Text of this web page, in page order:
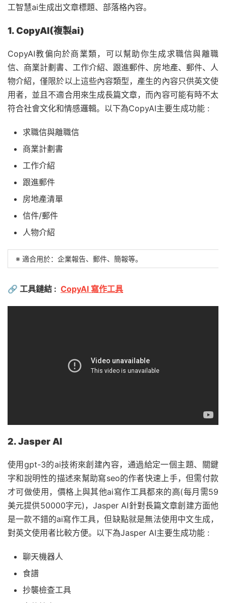
工智慧ai生成出文章標題、部落格內容。
1. CopyAI(複製ai)
CopyAI教偏向於商業類，可以幫助你生成求職信與離職
信、商業計劃書、工作介紹、跟進郵件、房地產、郵件、人
物介紹，僅限於以上這些內容類型，產生的內容只供英文使
用者，並且不適合用來生成長篇文章，而內容可能有時不太
符合社會文化和情感邏輯。以下為CopyAI主要生成功能 :
求職信與離職信
商業計劃書
工作介紹
跟進郵件
房地產清單
信件/郵件
人物介紹
※ 適合用於：企業報告、郵件、簡報等。
🔗 工具鏈結 : CopyAI 寫作工具
2. Jasper AI
使用gpt-3的ai技術來創建內容，通過給定一個主題、關鍵
字和說明性的描述來幫助寫seo的作者快速上手，但需付款
才可做使用，價格上與其他ai寫作工具都來的高(每月需59
美元提供50000字元)，Jasper AI針對長篇文章創建方面他
是一款不錯的ai寫作工具，但缺點就是無法使用中文生成，
對英文使用者比較方便。以下為Jasper AI主要生成功能 :
聊天機器人
食譜
抄襲檢查工具